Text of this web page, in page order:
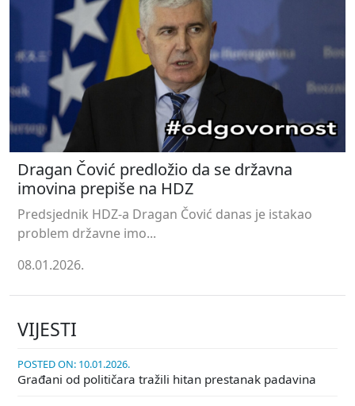
Dragan Čović predložio da se državna
imovina prepiše na HDZ
Predsjednik HDZ-a Dragan Čović danas je istakao
problem državne imo...
08.01.2026.
VIJESTI
POSTED ON: 10.01.2026.
Građani od političara tražili hitan prestanak padavina